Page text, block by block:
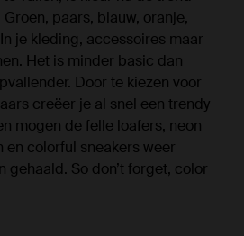
paars, blauw, oranje,
je kleding, accessoires maar
Het is minder basic dan
Door te kiezen voor
creëer je al snel een trendy
mogen de felle loafers, neon
en colorful sneakers weer
gehaald. So don’t forget, color